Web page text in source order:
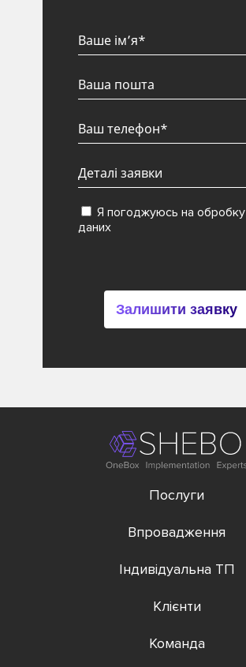
Я погоджуюсь на обробку
даних
Залишити заявку
Послуги
Впровадження
Індивідуальна ТП
Клієнти
Команда